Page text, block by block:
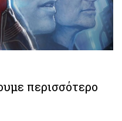
περισσότερο